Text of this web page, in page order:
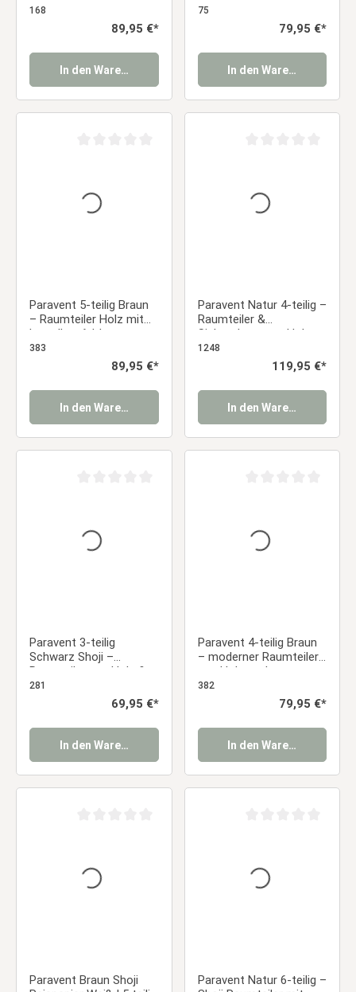
faltbarer Sichtschutz
168
Regulärer Preis:
89,95 €*
In den Warenkorb
Sichtschutz
75
Regulärer Preis:
79,95 €*
In den Warenkorb
Paravent 5-teilig Braun
– Raumteiler Holz mit
Lamellen, faltbarer
Sichtschutz 170 cm
383
Regulärer Preis:
89,95 €*
In den Warenkorb
Paravent Natur 4-teilig –
Raumteiler &
Sichtschutz aus Holz
mit Lamellen
1248
Regulärer Preis:
119,95 €*
In den Warenkorb
Paravent 3-teilig
Schwarz Shoji –
Raumteiler aus Holz &
Reispapier, faltbarer
281
Regulärer Preis:
69,95 €*
In den Warenkorb
Paravent 4-teilig Braun
– moderner Raumteiler
aus Holzstreben,
faltbarer Sichtschutz
382
Regulärer Preis:
79,95 €*
In den Warenkorb
Paravent Braun Shoji
Paravent Natur 6-teilig –